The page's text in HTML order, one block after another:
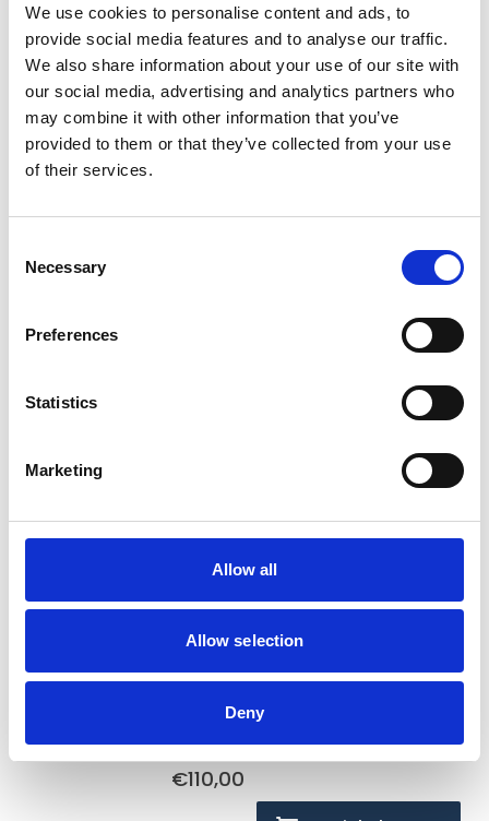
We use cookies to personalise content and ads, to
provide social media features and to analyse our traffic.
We also share information about your use of our site with
our social media, advertising and analytics partners who
may combine it with other information that you’ve
provided to them or that they’ve collected from your use
of their services.
Selection
Necessary
Preferences
Statistics
Marketing
Allow all
Allow selection
Deny
Verzending €7,95 België
In winkelwagen
Gerelateerde producten
Hundos Aluminium deur in
Hundos
Hundos Aluminium deur in
kozijn 48B x 64.5H
zelfde werkdag verzonden
€110,00